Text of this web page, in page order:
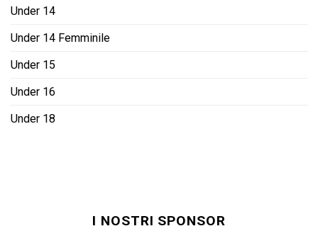
Under 14
Under 14 Femminile
Under 15
Under 16
Under 18
I NOSTRI SPONSOR